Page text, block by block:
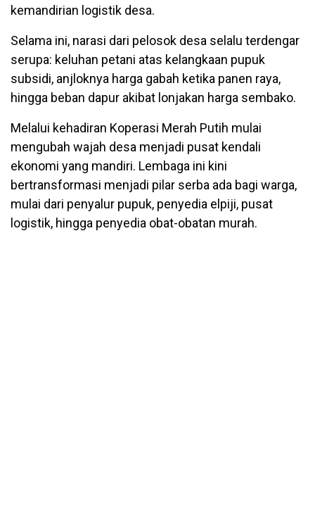
kemandirian logistik desa.
Selama ini, narasi dari pelosok desa selalu terdengar
serupa: keluhan petani atas kelangkaan pupuk
subsidi, anjloknya harga gabah ketika panen raya,
hingga beban dapur akibat lonjakan harga sembako.
Melalui kehadiran Koperasi Merah Putih mulai
mengubah wajah desa menjadi pusat kendali
ekonomi yang mandiri. Lembaga ini kini
bertransformasi menjadi pilar serba ada bagi warga,
mulai dari penyalur pupuk, penyedia elpiji, pusat
logistik, hingga penyedia obat-obatan murah.